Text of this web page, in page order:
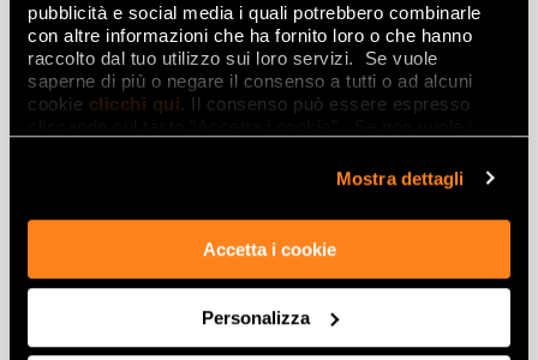
pubblicità e social media i quali potrebbero combinarle
con altre informazioni che ha fornito loro o che hanno
raccolto dal tuo utilizzo sui loro servizi. Se vuole
saperne di più o negare il consenso a tutti o ad alcuni
cookie clicchi qui. Il consenso può essere espresso
Mostra dettagli
Accetta i cookie
Personalizza
Lasciati
ispirare
da ambienti
ed effetti
Gres porcellanato effetto marmo
Gres porcellanato effetto legno
Gres porcellanato effetto pietra
Gres porcellanato effetto resina e cemento